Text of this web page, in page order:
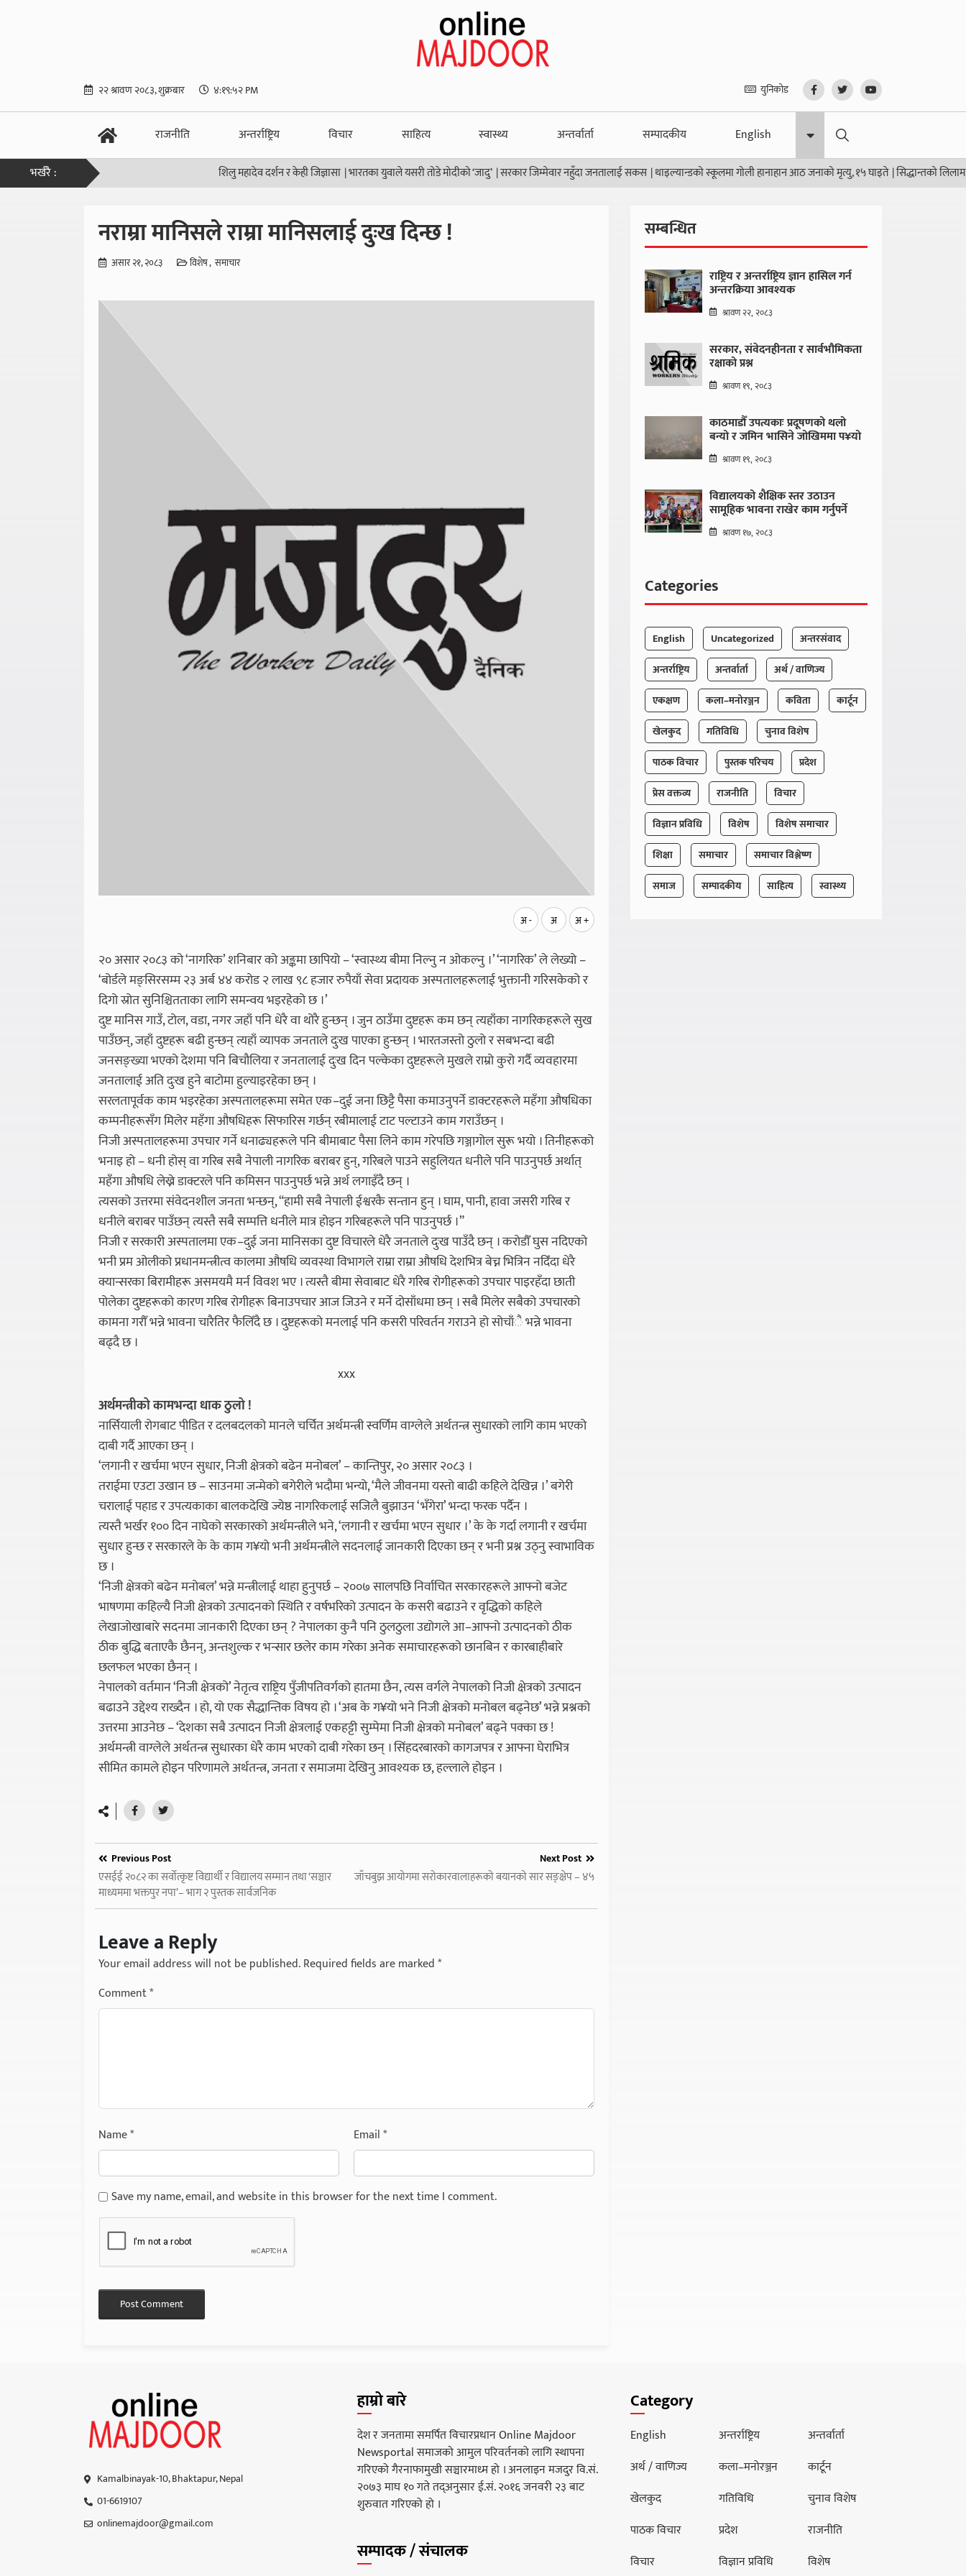
२२ श्रावण २०८३, शुक्रबार ४:१९:५३ PM युनिकोड
राजनीति अन्तर्राष्ट्रिय विचार साहित्य स्वास्थ्य अन्तर्वार्ता सम्पादकीय
English
भर्खरै :
शिलु महादेव दर्शन र केही जिज्ञासा |भारतका युवाले यसरी तोडे मोदीको ‘जादु’ |सरकार जिम्मेवार नहुँदा जनतालाई सकस |थाइल्यान्डको स्कूलमा गोली हानाहान आठ जनाको मृत्यु, १५ घाइते |सिद्धान्तको लिलाम, कुर्सीको
नराम्रा मानिसले राम्रा मानिसलाई दुःख दिन्छ !
असार २१, २०८३ विशेष समाचार
अ - अ अ +
२० असार २०८३ को ‘नागरिक’ शनिबार को अङ्कमा छापियो – ‘स्वास्थ्य बीमा निल्नु न ओकल्नु ।’ ‘नागरिक’ ले लेख्यो –
‘बोर्डले मङ्सिरसम्म २३ अर्ब ४४ करोड २ लाख ९८ हजार रुपैयाँ सेवा प्रदायक अस्पतालहरूलाई भुक्तानी गरिसकेको र
दिगो स्रोत सुनिश्चितताका लागि समन्वय भइरहेको छ ।’
दुष्ट मानिस गाउँ, टोल, वडा, नगर जहाँ पनि धेरै वा थोरै हुन्छन् । जुन ठाउँमा दुष्टहरू कम छन् त्यहाँका नागरिकहरूले सुख
पाउँछन्, जहाँ दुष्टहरू बढी हुन्छन् त्यहाँ व्यापक जनताले दुःख पाएका हुन्छन् । भारतजस्तो ठुलो र सबभन्दा बढी
जनसङ्ख्या भएको देशमा पनि बिचौलिया र जनतालाई दुःख दिन पल्केका दुष्टहरूले मुखले राम्रो कुरो गर्दै व्यवहारमा
जनतालाई अति दुःख हुने बाटोमा हुल्याइरहेका छन् ।
सरलतापूर्वक काम भइरहेका अस्पतालहरूमा समेत एक–दुई जना छिट्टै पैसा कमाउनुपर्ने डाक्टरहरूले महँगा औषधिका
कम्पनीहरूसँग मिलेर महँगा औषधिहरू सिफारिस गर्छन् रबीमालाई टाट पल्टाउने काम गराउँछन् ।
निजी अस्पतालहरूमा उपचार गर्ने धनाढ्यहरूले पनि बीमाबाट पैसा लिने काम गरेपछि गञ्जागोल सुरू भयो । तिनीहरूको
भनाइ हो – धनी होस् वा गरिब सबै नेपाली नागरिक बराबर हुन्, गरिबले पाउने सहुलियत धनीले पनि पाउनुपर्छ अर्थात्
महँगा औषधि लेख्ने डाक्टरले पनि कमिसन पाउनुपर्छ भन्ने अर्थ लगाइँदै छन् ।
त्यसको उत्तरमा संवेदनशील जनता भन्छन्, “हामी सबै नेपाली ईश्वरकै सन्तान हुन् । घाम, पानी, हावा जसरी गरिब र
धनीले बराबर पाउँछन् त्यस्तै सबै सम्पत्ति धनीले मात्र होइन गरिबहरूले पनि पाउनुपर्छ ।”
निजी र सरकारी अस्पतालमा एक–दुई जना मानिसका दुष्ट विचारले धेरै जनताले दुःख पाउँदै छन् । करोडौँ घुस नदिएको
भनी प्रम ओलीको प्रधानमन्त्रीत्व कालमा औषधि व्यवस्था विभागले राम्रा राम्रा औषधि देशभित्र बेच्न भित्रिन नदिँदा धेरै
क्यान्सरका बिरामीहरू असमयमै मर्न विवश भए । त्यस्तै बीमा सेवाबाट धेरै गरिब रोगीहरूको उपचार पाइरहँदा छाती
पोलेका दुष्टहरूको कारण गरिब रोगीहरू बिनाउपचार आज जिउने र मर्ने दोसाँधमा छन् । सबै मिलेर सबैको उपचारको
कामना गरौँ भन्ने भावना चारैतिर फैलिँदै छ । दुष्टहरूको मनलाई पनि कसरी परिवर्तन गराउने हो सोचाँै भन्ने भावना
बढ्दै छ ।
xxx
अर्थमन्त्रीको कामभन्दा धाक ठुलो !
नार्सियाली रोगबाट पीडित र दलबदलको मानले चर्चित अर्थमन्त्री स्वर्णिम वाग्लेले अर्थतन्त्र सुधारको लागि काम भएको
दाबी गर्दै आएका छन् ।
‘लगानी र खर्चमा भएन सुधार, निजी क्षेत्रको बढेन मनोबल’ – कान्तिपुर, २० असार २०८३ ।
तराईमा एउटा उखान छ – साउनमा जन्मेको बगेरीले भदौमा भन्यो, ‘मैले जीवनमा यस्तो बाढी कहिले देखिन्न ।’ बगेरी
चरालाई पहाड र उपत्यकाका बालकदेखि ज्येष्ठ नागरिकलाई सजिलै बुझाउन ‘भँगेरा’ भन्दा फरक पर्दैन ।
त्यस्तै भर्खर १०० दिन नाघेको सरकारको अर्थमन्त्रीले भने, ‘लगानी र खर्चमा भएन सुधार ।’ के के गर्दा लगानी र खर्चमा
सुधार हुन्छ र सरकारले के के काम ग¥यो भनी अर्थमन्त्रीले सदनलाई जानकारी दिएका छन् र भनी प्रश्न उठ्नु स्वाभाविक
छ ।
‘निजी क्षेत्रको बढेन मनोबल’ भन्ने मन्त्रीलाई थाहा हुनुपर्छ – २००७ सालपछि निर्वाचित सरकारहरूले आफ्नो बजेट
भाषणमा कहिल्यै निजी क्षेत्रको उत्पादनको स्थिति र वर्षभरिको उत्पादन के कसरी बढाउने र वृद्धिको कहिले
लेखाजोखाबारे सदनमा जानकारी दिएका छन् ? नेपालका कुनै पनि ठुलठुला उद्योगले आ–आफ्नो उत्पादनको ठीक
ठीक बुद्धि बताएकै छैनन्, अन्तशुल्क र भन्सार छलेर काम गरेका अनेक समाचारहरूको छानबिन र कारबाहीबारे
छलफल भएका छैनन् ।
नेपालको वर्तमान ‘निजी क्षेत्रको’ नेतृत्व राष्ट्रिय पुँजीपतिवर्गको हातमा छैन, त्यस वर्गले नेपालको निजी क्षेत्रको उत्पादन
बढाउने उद्देश्य राख्दैन । हो, यो एक सैद्धान्तिक विषय हो । ‘अब के ग¥यो भने निजी क्षेत्रको मनोबल बढ्नेछ’ भन्ने प्रश्नको
उत्तरमा आउनेछ – ‘देशका सबै उत्पादन निजी क्षेत्रलाई एकहट्टी सुम्पेमा निजी क्षेत्रको मनोबल’ बढ्ने पक्का छ !
अर्थमन्त्री वाग्लेले अर्थतन्त्र सुधारका धेरै काम भएको दाबी गरेका छन् । सिंहदरबारको कागजपत्र र आफ्ना घेराभित्र
सीमित कामले होइन परिणामले अर्थतन्त्र, जनता र समाजमा देखिनु आवश्यक छ, हल्लाले होइन ।
Previous Post
एसईई २०८२ का सर्वोत्कृष्ट विद्यार्थी र विद्यालय सम्मान तथा ‘सञ्चार
माध्यममा भक्तपुर नपा’– भाग २ पुस्तक सार्वजनिक
Next Post
जाँचबुझ आयोगमा सरोकारवालाहरूको बयानको सार सङ्क्षेप – ४५
Leave a Reply
Your email address will not be published.Required fields are marked*
Comment*
Name* Email*
Save my name, email, and website in this browser for the next time I comment.
सम्बन्धित
राष्ट्रिय र अन्तर्राष्ट्रिय ज्ञान हासिल गर्न
अन्तरक्रिया आवश्यक
श्रावण २२, २०८३
सरकार, संवेदनहीनता र सार्वभौमिकता
रक्षाको प्रश्न
श्रावण १९, २०८३
काठमाडौँ उपत्यकाः प्रदूषणको थलो
बन्यो र जमिन भासिने जोखिममा प¥यो
श्रावण १९, २०८३
विद्यालयको शैक्षिक स्तर उठाउन
सामूहिक भावना राखेर काम गर्नुपर्ने
श्रावण १७, २०८३
Categories
English Uncategorized
अन्तरसंवाद
अन्तर्राष्ट्रिय
अन्तर्वार्ता
अर्थ / वाणिज्य
एकक्षण
कला–मनोरञ्जन कविता
कार्टून
खेलकुद
गतिविधि
चुनाव विशेष
पाठक विचार
पुस्तक परिचय
प्रदेश
प्रेस वक्तव्य
राजनीति
विचार
विज्ञान प्रविधि
विशेष
विशेष समाचार
शिक्षा
समाचार
समाचार विश्लेष्ण
समाज
सम्पादकीय साहित्य स्वास्थ्य
Kamalbinayak-10, Bhaktapur, Nepal
01-6619107
onlinemajdoor@gmail.com
हाम्रो बारे
देश र जनतामा समर्पित विचारप्रधान Online Majdoor
Newsportal समाजको आमुल परिवर्तनको लागि स्थापना
गरिएको गैरनाफामुखी सञ्चारमाध्म हो । अनलाइन मजदुर वि.सं.
२०७३ माघ १० गते तद्अनुसार ई.सं. २०१६ जनवरी २३ बाट
शुरुवात गरिएको हो ।
सम्पादक / संचालक
Category
English अन्तर्राष्ट्रिय
अन्तर्वार्ता
अर्थ / वाणिज्य
कला–मनोरञ्जन
कार्टून
खेलकुद
गतिविधि
चुनाव विशेष
पाठक विचार
प्रदेश
राजनीति
विचार
विज्ञान प्रविधि विशेष